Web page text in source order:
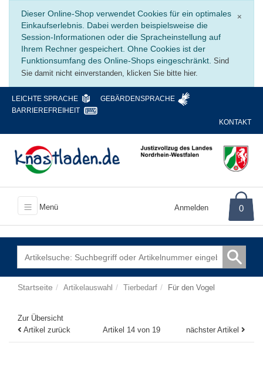
×
Dieser Online-Shop verwendet Cookies für ein optimales
Einkaufserlebnis. Dabei werden beispielsweise die
Session-Informationen oder die Spracheinstellung auf
Ihrem Rechner gespeichert. Ohne Cookies ist der
Funktionsumfang des Online-Shops eingeschränkt. Sind
Sie damit nicht einverstanden, klicken Sie bitte hier.
LEICHTE SPRACHE
GEBÄRDENSPRACHE
BARRIEREFREIHEIT
KONTAKT
Menü Anmelden 0
Startseite Artikelauswahl Tierbedarf Für den Vogel
Zur Übersicht
Artikel zurück
Artikel 14 von 19 nächster Artikel